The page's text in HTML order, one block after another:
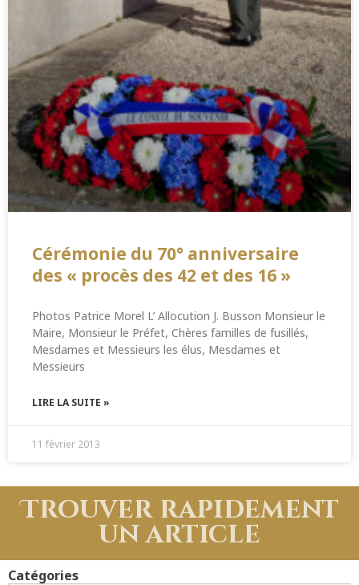
Cérémonie du 70° anniversaire
des « procès des 42 et des 16 »
Photos Patrice Morel L’ Allocution J. Busson Monsieur le
Maire, Monsieur le Préfet, Chères familles de fusillés,
Mesdames et Messieurs les élus, Mesdames et
Messieurs
LIRE LA SUITE »
11 février 2013
Trouver rapidement
un article
Catégories